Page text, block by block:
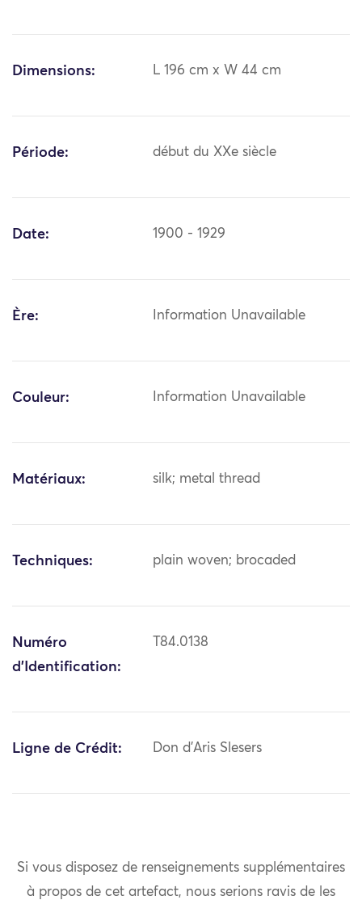
Dimensions: L 196 cm x W 44 cm
Période: début du XXe siècle
Date: 1900 - 1929
Ère: Information Unavailable
Couleur: Information Unavailable
Matériaux: silk; metal thread
Techniques: plain woven; brocaded
Numéro
d'Identification:
T84.0138
Ligne de Crédit: Don d'Aris Slesers
Si vous disposez de renseignements supplémentaires
à propos de cet artefact, nous serions ravis de les